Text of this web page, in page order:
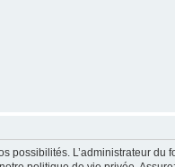
L’administrateur